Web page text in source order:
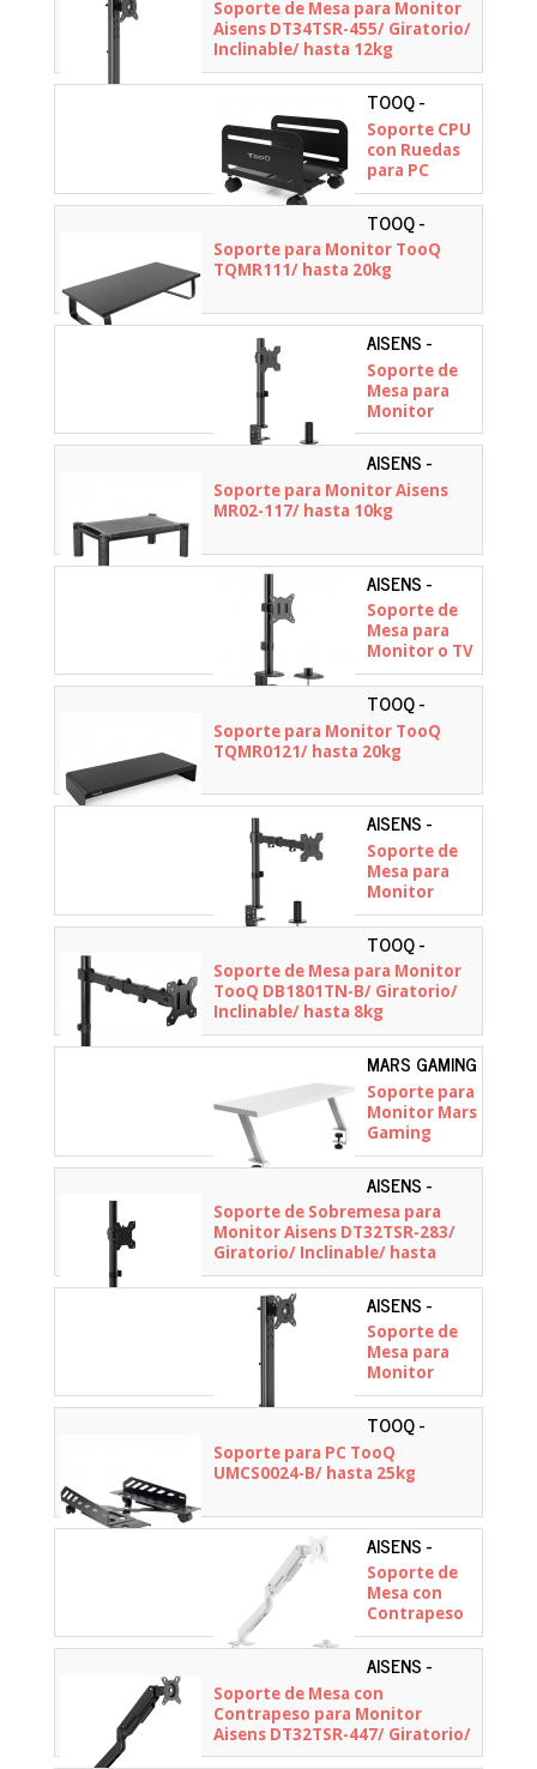
hasta 10kg
455
Soporte de Mesa para Monitor
Aisens DT34TSR-455/ Giratorio/
Inclinable/ hasta 12kg
TOOQ -
UMCS0004-B
Soporte CPU
con Ruedas
para PC
TooQ
UMCS0004-B/
hasta 10kg
TOOQ -
TQMR111
Soporte para Monitor TooQ
TQMR111/ hasta 20kg
AISENS -
DT32TSR-
275
Soporte de
Mesa para
Monitor
Aisens
DT32TSR-
275/
Giratorio/
Inclinable/
AISENS -
MR02-117
Soporte para Monitor Aisens
MR02-117/ hasta 10kg
AISENS -
DT32TSR-
227
Soporte de
Mesa para
Monitor o TV
Aisens
DT32TSR-
227/
Giratorio/
Inclinable/
TOOQ -
TQMR0121
Soporte para Monitor TooQ
TQMR0121/ hasta 20kg
AISENS -
DT32TSR-
277
Soporte de
Mesa para
Monitor
Aisens
DT32TSR-
277/
Giratorio/
Inclinable/
hasta 10kg
TOOQ -
DB1801TN-B
Soporte de Mesa para Monitor
TooQ DB1801TN-B/ Giratorio/
Inclinable/ hasta 8kg
MARS GAMING
- MGDSW
Soporte para
Monitor Mars
Gaming
MGDS/ hasta
10 kg/ Blanco
AISENS -
DT32TSR-
283
Soporte de Sobremesa para
Monitor Aisens DT32TSR-283/
Giratorio/ Inclinable/ hasta
10kg
AISENS -
DT34TSR-
457
Soporte de
Mesa para
Monitor
Aisens
DT34TSR-
457/
Giratorio/
Inclinable/
TOOQ -
UMCS0024-B
Soporte para PC TooQ
UMCS0024-B/ hasta 25kg
AISENS -
DT32TSR-
435
Soporte de
Mesa con
Contrapeso
para Monitor
Aisens
DT32TSR-
435/
Giratorio/
Inclinable/
hasta 9kg
AISENS -
DT32TSR-
447
Soporte de Mesa con
Contrapeso para Monitor
Aisens DT32TSR-447/ Giratorio/
Inclinable/ hasta 9kg